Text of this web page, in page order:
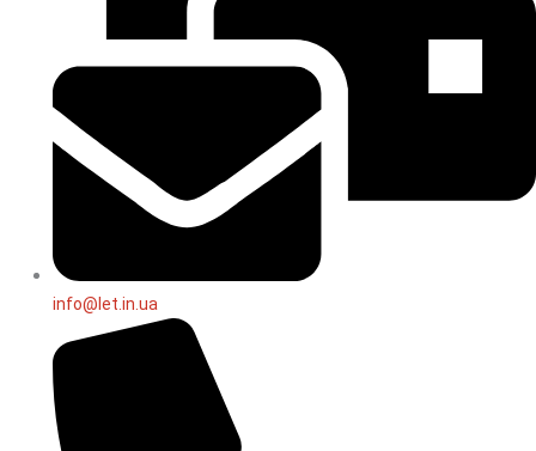
info@let.in.ua